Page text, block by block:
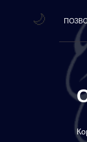
🌙